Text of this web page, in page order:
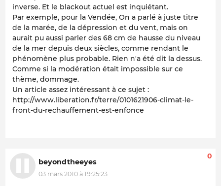
inverse. Et le blackout actuel est inquiétant.
Par exemple, pour la Vendée, On a parlé à juste titre
de la marée, de la dépression et du vent, mais on
aurait pu aussi parler des 68 cm de hausse du niveau
de la mer depuis deux siècles, comme rendant le
phénomène plus probable. Rien n'a été dit la dessus.
Comme si la modération était impossible sur ce
thème, dommage.
Un article assez intéressant à ce sujet :
http://www.liberation.fr/terre/0101621906-climat-le-
front-du-rechauffement-est-enfonce
beyondtheeyes
03 mars 2010 à 19:25:23
0